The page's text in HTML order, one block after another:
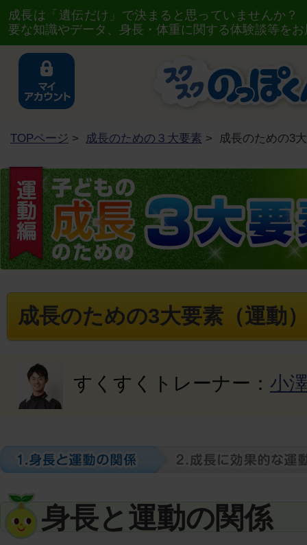
成長は「遺伝だけ」で決まると思っていませんか
要な知識やデータ、身長・体重に関する体験談等を
TOPページ > 成長のための３大要素 > 成長のための3
成長のための3大要素（運動
すくすくトレーナー： 小
身長と運動の関係